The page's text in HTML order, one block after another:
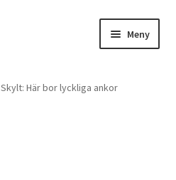
Meny
Skylt: Här bor lyckliga ankor